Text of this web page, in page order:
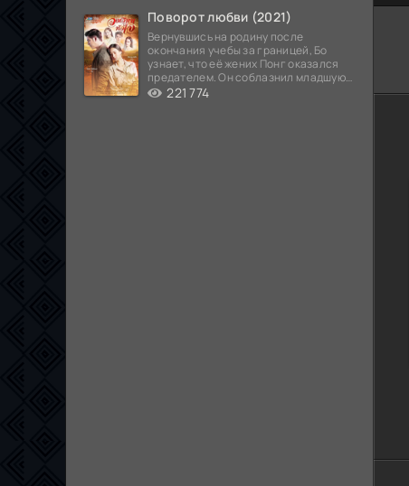
Поворот любви (2021)
Вернувшись на родину после
окончания учебы за границей, Бо
узнает, что её жених Понг оказался
предателем. Он соблазнил младшую
сестру хозяина
221 774